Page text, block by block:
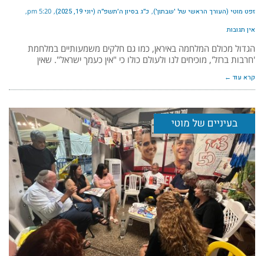
זפט מוטי (העורך הראשי של 'שבתון') כ״ג בסיון ה׳תשפ״ה (יוני 19, 2025) 5:20 pm
אין תגובות
הגדול מכולם המלחמה באיראן, כמו גם חלקים משמעותיים במלחמת
'חרבות ברזל', מוכיחים לנו ולעולם כולו כי "אין כעמך ישראל". שאין
קרא עוד ←
בעיניים של מוטי